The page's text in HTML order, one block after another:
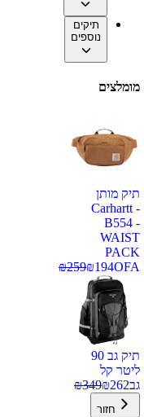
תיקים
נוספים
מומלצים
תיק מותן
Carhartt -
B554 -
WAIST
PACK
OFA
₪194
₪259
תיק גב 90
ליטר קל
גב
₪262
₪349
חזור